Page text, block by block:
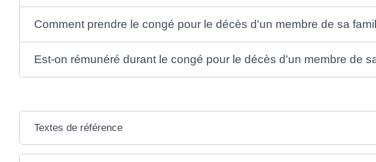
Comment prendre le congé pour le décès d'un membre de sa
Est-on rémunéré durant le congé pour le décès d'un membre de
Textes de référence